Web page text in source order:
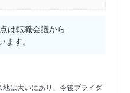
は転職会議から
ます。
は大いにあり、今後ブライダ